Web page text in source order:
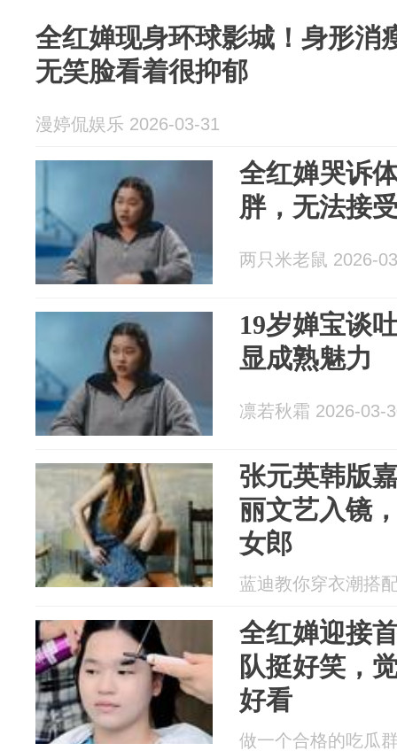
全红婵现身环球影城！身形消
无笑脸看着很抑郁
漫婷侃娱乐 2026-03-31
全红婵哭诉
胖，无法接
两只米老鼠 2026-
19岁婵宝谈
显成熟魅力
凛若秋霜 2026-03-
张元英韩版
丽文艺入镜
女郎
蓝迪教你穿衣潮搭
全红婵迎接
队挺好笑，
好看
做一个合格的吃瓜